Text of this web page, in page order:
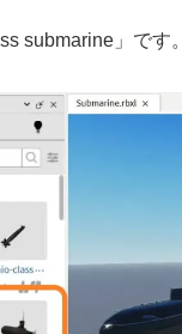
submarine」です。